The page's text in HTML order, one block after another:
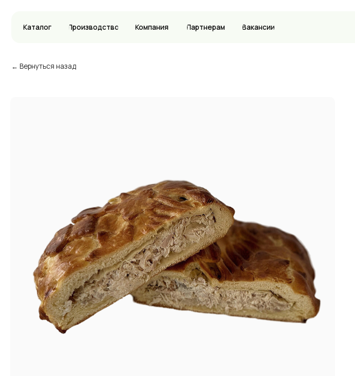
Партнерам Вакансии
Компания
Производство
Каталог